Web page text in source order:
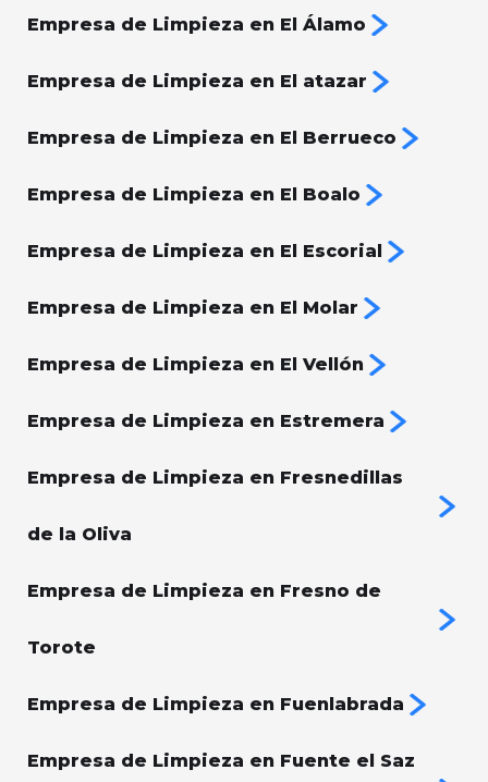
Empresa de Limpieza en El Álamo
Empresa de Limpieza en El atazar
Empresa de Limpieza en El Berrueco
Empresa de Limpieza en El Boalo
Empresa de Limpieza en El Escorial
Empresa de Limpieza en El Molar
Empresa de Limpieza en El Vellón
Empresa de Limpieza en Estremera
Empresa de Limpieza en Fresnedillas
de la Oliva
Empresa de Limpieza en Fresno de
Torote
Empresa de Limpieza en Fuenlabrada
Empresa de Limpieza en Fuente el Saz